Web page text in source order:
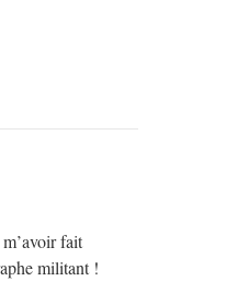
fait
militant !